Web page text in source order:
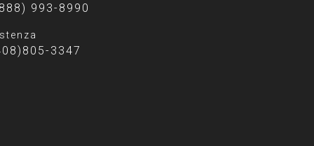
993-8990
3347